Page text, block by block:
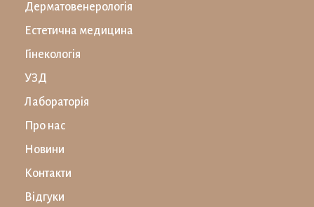
Дерматовенерологія
Естетична медицина
Гінекологія
УЗД
Лабораторiя
Про нас
Новини
Контакти
Відгуки